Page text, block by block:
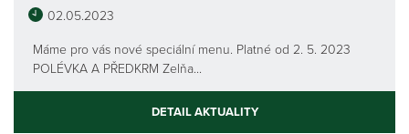
02.05.2023
Máme pro vás nové speciální menu. Platné od 2. 5. 2023
POLÉVKA A PŘEDKRM Zelňa...
DETAIL AKTUALITY